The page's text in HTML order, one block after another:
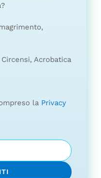
Acrobatica
la Privacy